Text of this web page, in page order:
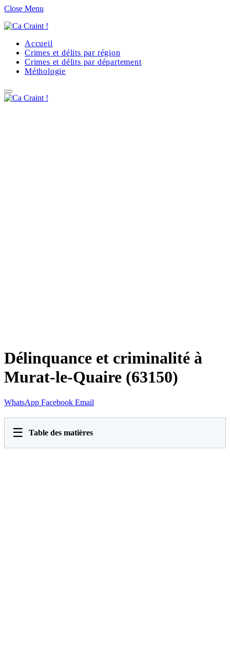
Close Menu
Accueil
Crimes et délits par région
Crimes et délits par département
Méthologie
Délinquance et criminalité à
Murat-le-Quaire (63150)
WhatsApp Facebook Email
☰ Table des matières